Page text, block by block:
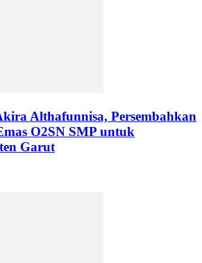
Althafunnisa, Persembahkan
O2SN SMP untuk
Garut